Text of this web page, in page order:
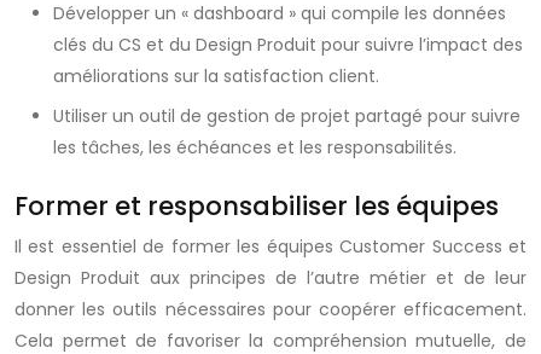
Développer un « dashboard » qui compile les données
clés du CS et du Design Produit pour suivre l’impact des
améliorations sur la satisfaction client.
Utiliser un outil de gestion de projet partagé pour suivre
les tâches, les échéances et les responsabilités.
Former et responsabiliser les équipes
Il est essentiel de former les équipes Customer Success et
Design Produit aux principes de l’autre métier et de leur
donner les outils nécessaires pour coopérer efficacement.
Cela permet de favoriser la compréhension mutuelle, de